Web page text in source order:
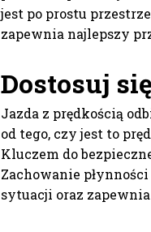
jest po prostu
zapewnia najlepszy
Dostosuj
Jazda z prędkością
od tego, czy jest to
Kluczem do
Zachowanie
sytuacji oraz